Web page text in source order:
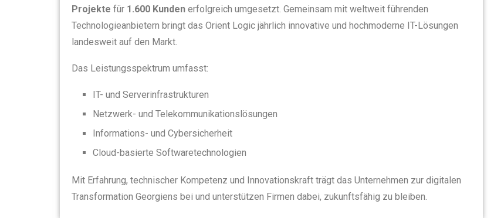
Projekte für 1.600 Kunden erfolgreich umgesetzt. Gemeinsam mit weltweit führenden
Technologieanbietern bringt das Orient Logic jährlich innovative und hochmoderne IT-Lösungen
landesweit auf den Markt.
Das Leistungsspektrum umfasst:
IT- und Serverinfrastrukturen
Netzwerk- und Telekommunikationslösungen
Informations- und Cybersicherheit
Cloud-basierte Softwaretechnologien
Mit Erfahrung, technischer Kompetenz und Innovationskraft trägt das Unternehmen zur digitalen
Transformation Georgiens bei und unterstützen Firmen dabei, zukunftsfähig zu bleiben.